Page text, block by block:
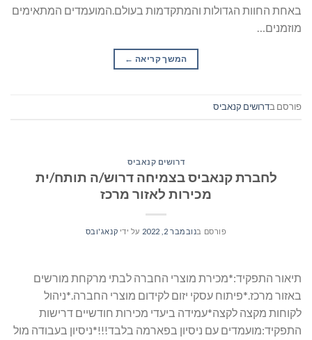
באחת החוות הגדולות והמתקדמות בעולם.המועמדים המתאימים
מוזמנים…
המשך קריאה →
פורסם בדרושים קנאביס
דרושים קנאביס
לחברת קנאביס בצמיחה דרוש/ה תותח/ית
מכירות לאזור מרכז
פורסם בנובמבר 2, 2022 על ידי קנאג'ובס
תיאור התפקיד:*מכירת מוצרי החברה לבתי מרקחת מורשים
באזור מרכז.*פיתוח עסקי יזום לקידום מוצרי החברה.*ניהול
לקוחות מקצה לקצה*עמידה ביעדי מכירות חודשיים דרישות
התפקיד:מועמדים עם ניסיון בפארמה בלבד!!!*ניסיון בעבודה מול